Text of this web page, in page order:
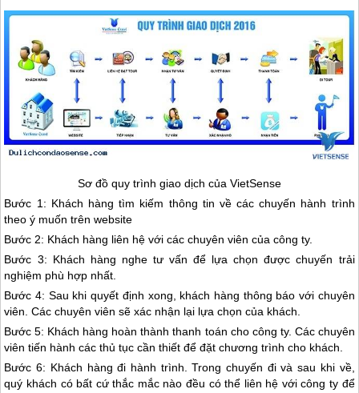
Sơ đồ quy trình giao dịch của VietSense
Bước 1: Khách hàng tìm kiếm thông tin về các chuyến hành trình
theo ý muốn trên website
Bước 2: Khách hàng liên hệ với các chuyên viên của công ty.
Bước 3: Khách hàng nghe tư vấn để lựa chọn được chuyến trải
nghiệm phù hợp nhất.
Bước 4: Sau khi quyết định xong, khách hàng thông báo với chuyên
viên. Các chuyên viên sẽ xác nhận lại lựa chọn của khách.
Bước 5: Khách hàng hoàn thành thanh toán cho công ty. Các chuyên
viên tiến hành các thủ tục cần thiết để đặt chương trình cho khách.
Bước 6: Khách hàng đi hành trình. Trong chuyến đi và sau khi về,
quý khách có bất cứ thắc mắc nào đều có thể liên hệ với công ty để